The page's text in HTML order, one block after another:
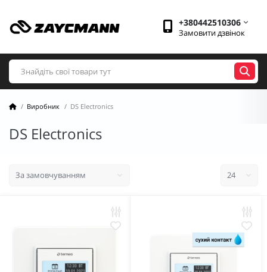
+380442510306
Замовити дзвінок
Виробник DS Electronics
DS Electronics